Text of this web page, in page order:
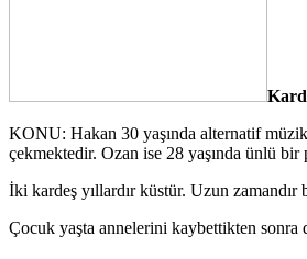
KONU: Hakan 30 yaşında alternatif
çekmektedir. Ozan ise 28 yaşında ünlü bir
İki kardeş yıllardır küstür. Uzun zamandır
Çocuk yaşta annelerini kaybettikten sonra